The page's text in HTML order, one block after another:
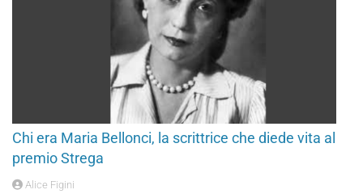
Chi era Maria Bellonci, la scrittrice che diede vita al
premio Strega
Alice Figini